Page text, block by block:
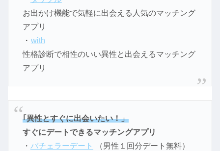
お出かけ機能で気軽に出会える人気のマッチング
アプリ
・ with
性格診断で相性のいい異性と出会えるマッチング
アプリ
｢異性とすぐに出会いたい！」
すぐにデートできるマッチングアプリ
・ バチェラーデート
（男性１回分デート無料）